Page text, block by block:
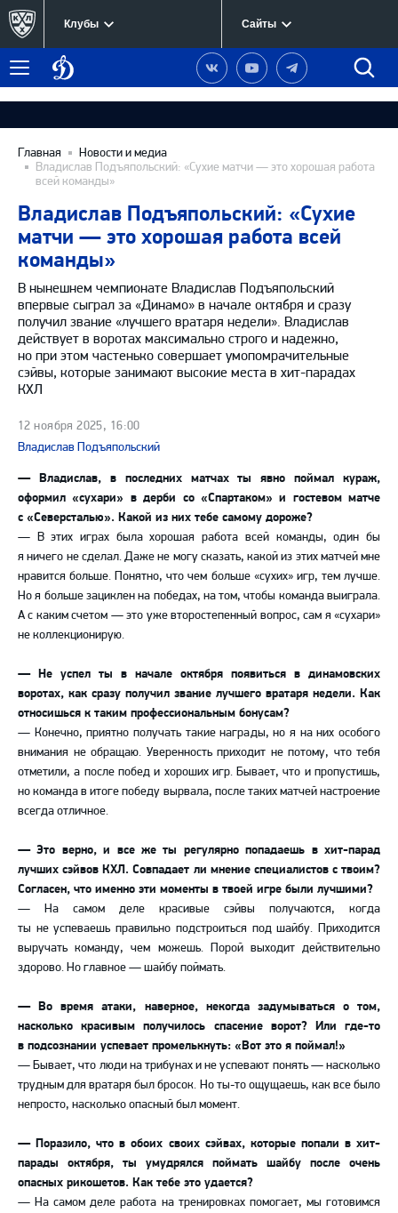
Клубы Сайты
Меню
Динамо
Москва
Наша
группа
Вконтакте
Наш
канал
YouTube
Наш
канал
Telegram
Главная
Новости и медиа
Владислав Подъяпольский: «Сухие матчи — это хорошая работа
всей команды»
Владислав Подъяпольский: «Сухие
матчи — это хорошая работа всей
команды»
В нынешнем чемпионате Владислав Подъяпольский
впервые сыграл за «Динамо» в начале октября и сразу
получил звание «лучшего вратаря недели». Владислав
действует в воротах максимально строго и надежно,
но при этом частенько совершает умопомрачительные
сэйвы, которые занимают высокие места в хит-парадах
КХЛ
12 ноября 2025, 16:00
Владислав Подъяпольский
— Владислав, в последних матчах ты явно поймал кураж,
оформил «сухари» в дерби со «Спартаком» и гостевом матче
с «Северсталью». Какой из них тебе самому дороже?
— В этих играх была хорошая работа всей команды, один бы
я ничего не сделал. Даже не могу сказать, какой из этих матчей мне
нравится больше. Понятно, что чем больше «сухих» игр, тем лучше.
Но я больше зациклен на победах, на том, чтобы команда выиграла.
А с каким счетом — это уже второстепенный вопрос, сам я «сухари»
не коллекционирую.
— Не успел ты в начале октября появиться в динамовских
воротах, как сразу получил звание лучшего вратаря недели. Как
относишься к таким профессиональным бонусам?
— Конечно, приятно получать такие награды, но я на них особого
внимания не обращаю. Уверенность приходит не потому, что тебя
отметили, а после побед и хороших игр. Бывает, что и пропустишь,
но команда в итоге победу вырвала, после таких матчей настроение
всегда отличное.
— Это верно, и все же ты регулярно попадаешь в хит-парад
лучших сэйвов КХЛ. Совпадает ли мнение специалистов с твоим?
Согласен, что именно эти моменты в твоей игре были лучшими?
— На самом деле красивые сэйвы получаются, когда
ты не успеваешь правильно подстроиться под шайбу. Приходится
выручать команду, чем можешь. Порой выходит действительно
здорово. Но главное — шайбу поймать.
— Во время атаки, наверное, некогда задумываться о том,
насколько красивым получилось спасение ворот? Или где-то
в подсознании успевает промелькнуть: «Вот это я поймал!»
— Бывает, что люди на трибунах и не успевают понять — насколько
трудным для вратаря был бросок. Но ты-то ощущаешь, как все было
непросто, насколько опасный был момент.
— Поразило, что в обоих своих сэйвах, которые попали в хит-
парады октября, ты умудрялся поймать шайбу после очень
опасных рикошетов. Как тебе это удается?
— На самом деле работа на тренировках помогает, мы готовимся